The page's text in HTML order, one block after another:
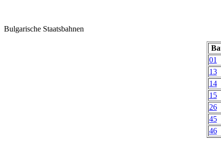
Bulgarische Staatsbahnen
01
13
14
15
26
45
46